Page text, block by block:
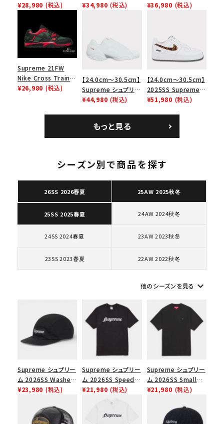
キーワードから探す
キャップ・ハット
パーカー・クルーネック
ショルダー・ウエストバッグ
ボックスロゴ ブラックスウェット
コラボレーションブランドから探す
シーズンから探す
並び順
価格から探す
Force 1 Low シュプ
ース１スニーカー シ
ューズ ホワイト
¥28,980 (税込)
SB Air Max 2 CB 94
¥34,980 (税込)
Leather Shoulder
¥36,980 (税込)
Supreme 21FW
Nike Cross Trainer
Low ナイキクロスト
¥26,980 (税込)
【24.0cm～30.5cm】
Supreme シュプリー
ム 2023AW Nike
カー ホワイト 白
¥44,980 (税込)
【24.0cm～30.5cm】
2025SS Supreme
GOODENOUGH
ムグッドイナフ ナイキ
エアフォース１スニー
ト
¥51,980 (税込)
もっと見る
シーズン別で商品を探す
26SS 2026春夏 25AW 2025秋冬
25SS 2025春夏 24AW 2024秋冬
24SS 2024春夏 23AW 2023秋冬
23SS 2023春夏 22AW 2022秋冬
他のシーズンを見る keyboard_arrow_down
Supreme シュプリー
ム 2026SS Washed
Chino Twill Camp
ノツイル キャンプキャ
ップ ブラック
¥23,980 (税込)
Supreme シュプリー
ム 2026SS Speed
Tee スピードTシャツ
¥21,980 (税込)
Supreme シュプリー
ム 2026SS Small
Box Tee スモールボ
¥21,980 (税込)